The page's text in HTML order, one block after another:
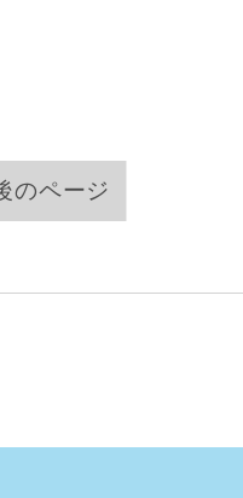
のページ